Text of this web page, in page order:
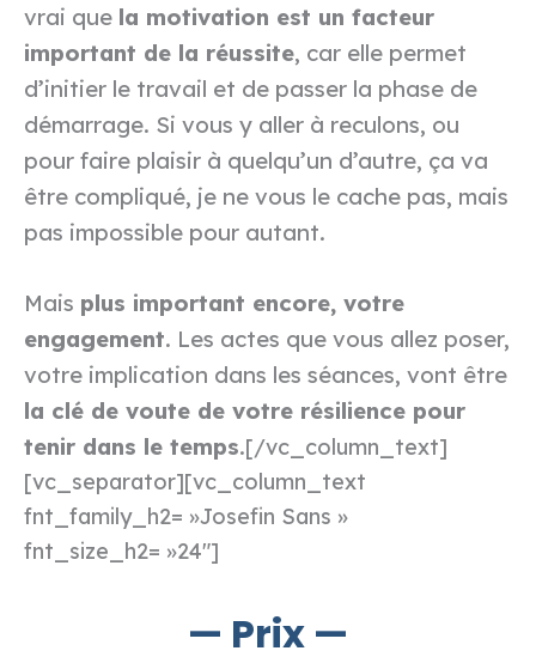
vrai que la motivation est un facteur
important de la réussite, car elle permet
d’initier le travail et de passer la phase de
démarrage. Si vous y aller à reculons, ou
pour faire plaisir à quelqu’un d’autre, ça va
être compliqué, je ne vous le cache pas, mais
pas impossible pour autant.
Mais plus important encore, votre
engagement. Les actes que vous allez poser,
votre implication dans les séances, vont être
la clé de voute de votre résilience pour
tenir dans le temps.[/vc_column_text]
[vc_separator][vc_column_text
fnt_family_h2= »Josefin Sans »
fnt_size_h2= »24″]
— Prix —